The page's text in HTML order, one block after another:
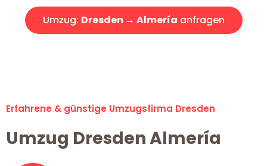
Umzug: Dresden → Almería anfragen
Erfahrene & günstige Umzugsfirma Dresden
Umzug Dresden Almería